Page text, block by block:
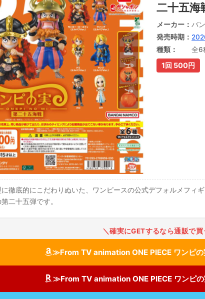
二十五海
メーカー
バ
発売時期
種類
全6
1回 500円
徹底的にこだわりぬいた、ワンピースの公式デフォルメフィ
二十五弾です。
＼確実にGETするなら通販で
≫From TV animation ONE PIECE ワンピ
≫From TV animation ONE PIECE ワンピの